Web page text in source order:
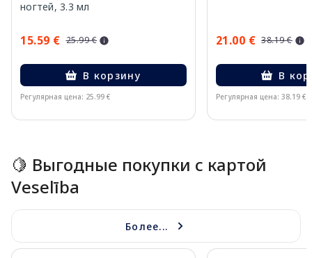
ногтей, 3.3 мл
15.59 € 25.99 €
В корзину
Регулярная цена: 25.99 €
21.00 € 38.19 €
В
Регулярная цена: 38.19 €
🍋 Выгодные покупки с картой
Veselība
Более...